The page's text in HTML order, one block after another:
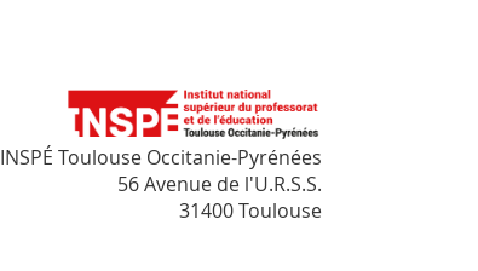
INSPÉ Toulouse Occitanie-Pyrénées
56 Avenue de l'U.R.S.S.
31400 Toulouse